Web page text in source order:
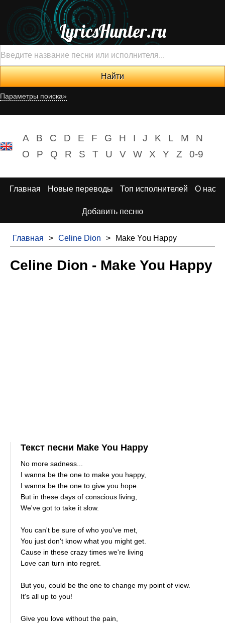
LyricsHunter.ru
Параметры поиска»
A B C D E F G H I J K L M
N
O
P Q R S T U V W X Y Z 0-9
Главная Новые переводы Топ исполнителей О нас
Добавить песню
Главная > Celine Dion > Make You Happy
Celine Dion - Make You Happy
Текст песни Make You Happy
No more sadness...
I wanna be the one to make you happy,
I wanna be the one to give you hope.
But in these days of conscious living,
We've got to take it slow.
You can't be sure of who you've met,
You just don't know what you might get.
Cause in these crazy times we're living
Love can turn into regret.
But you, could be the one to change my point of view.
It's all up to you!
Give you love without the pain,